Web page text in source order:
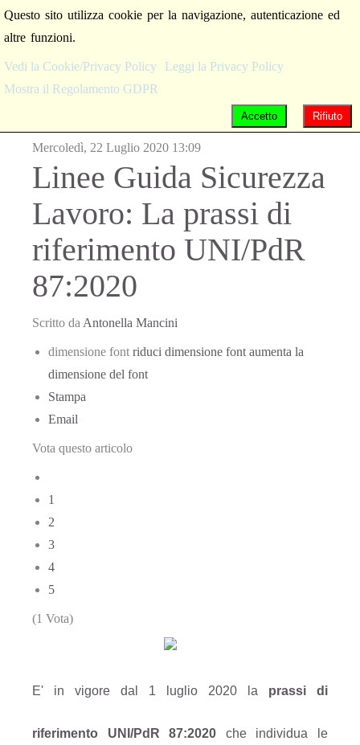
Mercoledì, 22 Luglio 2020 13:09
Linee Guida Sicurezza
Lavoro: La prassi di
riferimento UNI/PdR
87:2020
Scritto da Antonella Mancini
dimensione font riduci dimensione font aumenta la
dimensione del font
Stampa
Email
Vota questo articolo
1
2
3
4
5
(1 Vota)
E' in vigore dal 1 luglio 2020 la prassi di
riferimento UNI/PdR 87:2020 che individua le
Questo sito utilizza cookie per la navigazione, autenticazione ed
altre funzioni.
Vedi la Cookie/Privacy Policy
Leggi la Privacy Policy
Mostra il Regolamento GDPR
Rifiuto
Accetto